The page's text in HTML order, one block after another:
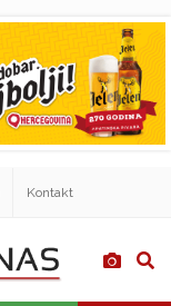
Kontakt